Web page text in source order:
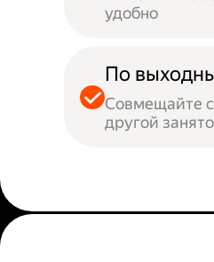
удобно
По
Совмещайте
другой